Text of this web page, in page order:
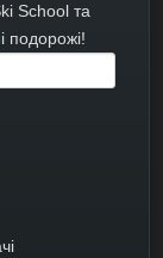
School та
подорожі!